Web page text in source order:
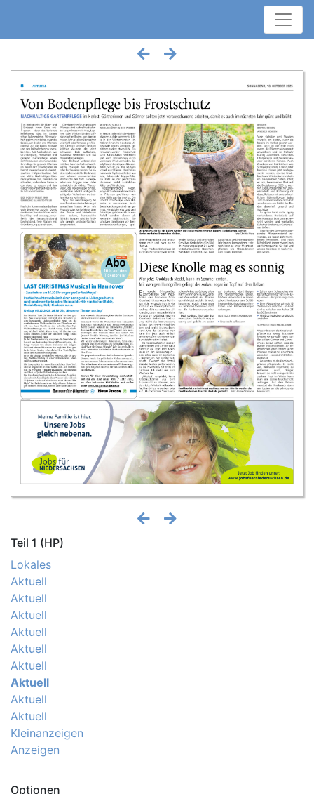
Teil 1 (HP)
Lokales
Aktuell
Aktuell
Aktuell
Aktuell
Aktuell
Aktuell
Aktuell
Aktuell
Aktuell
Kleinanzeigen
Anzeigen
Optionen